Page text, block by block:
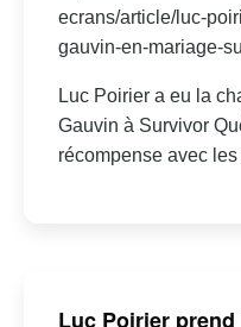
ecrans/article/luc-
gauvin-en-mariage-
Luc Poirier a eu la
Gauvin à Survivor
récompense avec
Luc Poirier